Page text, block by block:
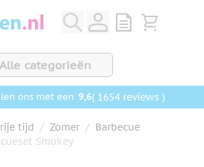
View quote,
Bekijk
Alle categorieën
ons met een 9,6( 1654 reviews )
tijd / Zomer / Barbecue
Smokey